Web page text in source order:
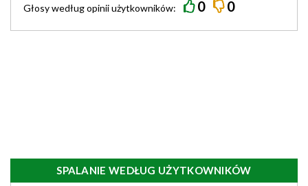
Głosy wedługopiniiużytkowników: 0 0
SPALANIE WEDŁUG UŻYTKOWNIKÓW